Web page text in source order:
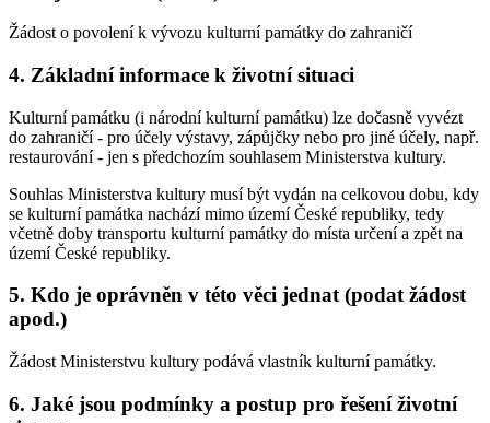
Žádost o povolení k vývozu kulturní památky do zahraničí
4. Základní informace k životní situaci
Kulturní památku (i národní kulturní památku) lze dočasně vyvézt
do zahraničí - pro účely výstavy, zápůjčky nebo pro jiné účely, např.
restaurování - jen s předchozím souhlasem Ministerstva kultury.
Souhlas Ministerstva kultury musí být vydán na celkovou dobu, kdy
se kulturní památka nachází mimo území České republiky, tedy
včetně doby transportu kulturní památky do místa určení a zpět na
území České republiky.
5. Kdo je oprávněn v této věci jednat (podat žádost
apod.)
Žádost Ministerstvu kultury podává vlastník kulturní památky.
6. Jaké jsou podmínky a postup pro řešení životní